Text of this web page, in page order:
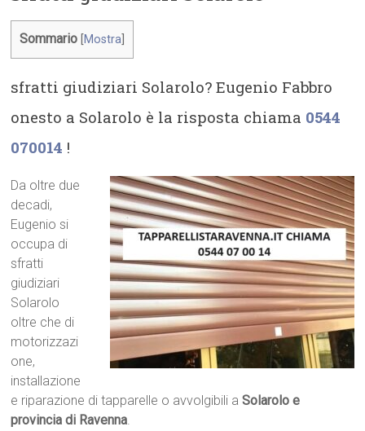
Sommario Mostra
sfratti giudiziari Solarolo? Eugenio Fabbro
onesto a Solarolo è la risposta chiama 0544
070014 !
Da oltre due
decadi,
Eugenio si
occupa di
sfratti
giudiziari
Solarolo
oltre che di
motorizzazi
one,
installazione
e riparazione di tapparelle o avvolgibili aSolarolo e
provincia di Ravenna.